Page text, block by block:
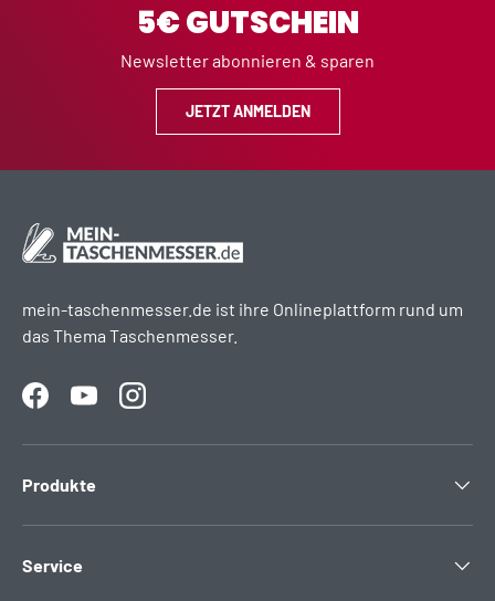
5€ GUTSCHEIN
Newsletter abonnieren & sparen
JETZT ANMELDEN
mein-taschenmesser.de ist ihre Onlineplattform rund um
das Thema Taschenmesser.
FacebookYouTubeInstagram
Produkte
Service